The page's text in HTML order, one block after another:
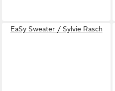
EaSy Sweater / Sylvie Rasch